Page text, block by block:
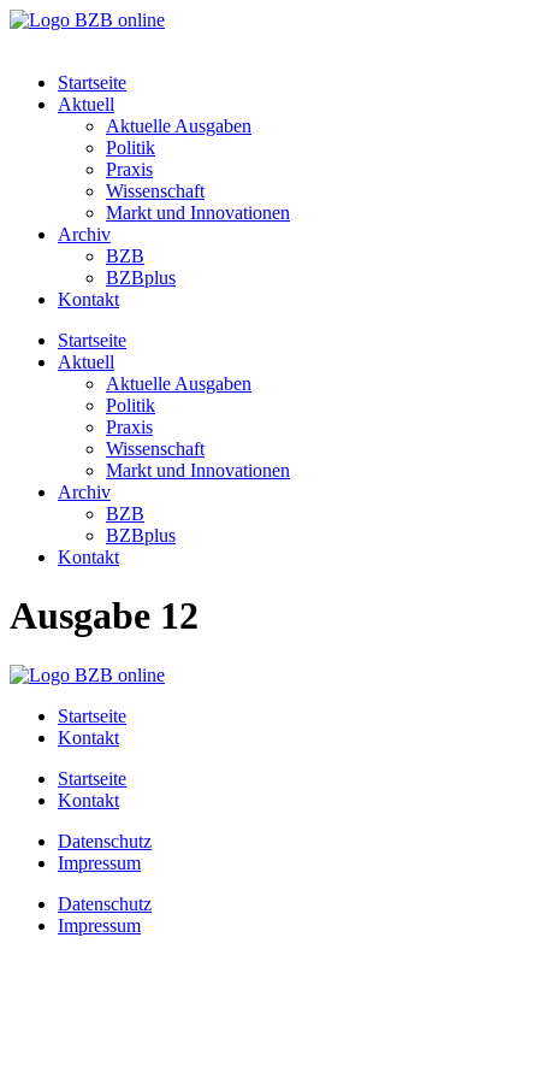
Startseite
Aktuell
Aktuelle Ausgaben
Politik
Praxis
Wissenschaft
Markt und Innovationen
Archiv
BZB
BZBplus
Kontakt
Startseite
Aktuell
Aktuelle Ausgaben
Politik
Praxis
Wissenschaft
Markt und Innovationen
Archiv
BZB
BZBplus
Kontakt
Ausgabe 12
Startseite
Kontakt
Startseite
Kontakt
Datenschutz
Impressum
Datenschutz
Impressum